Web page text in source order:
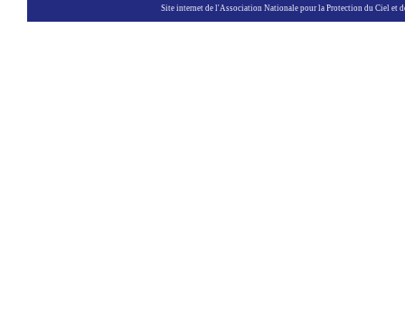
Site internet de l'Association Nationale pour la Protection du Ciel et de